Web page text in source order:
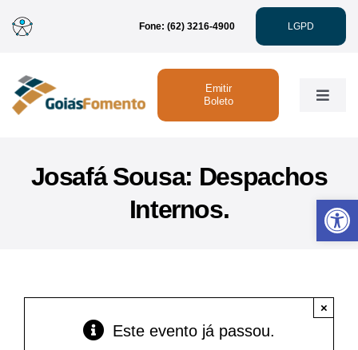
Abrir
para
conteúdo
Fone: (62) 3216-4900 LGPD
Toggle
Emitir
Boleto
Josafá Sousa: Despachos
Internos.
Este evento já passou.
×